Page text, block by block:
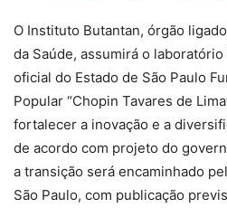
O Instituto Butantan, órgão
da Saúde, assumirá o
oficial do Estado de São Paulo
Popular “Chopin Tavares de
fortalecer a inovação e a
de acordo com projeto do
a transição será encaminhado
São Paulo, com publicação